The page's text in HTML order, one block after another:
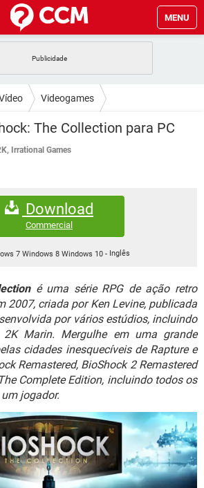
MENU
FACEBOOK
EXCEL
GMAIL
WHATSAPP
WHATSAPP
EXCEL
GMAIL
FACEBOOK
EXCEL
GMAIL
WHATSAPP
GMAIL
Videogames
The Collection para PC
Irrational Games
Download
Commercial
7 Windows 8 Windows 10 - Inglês
é uma série RPG de ação retro
2007, criada por Ken Levine, publicada
por vários estúdios, incluindo
Marin. Mergulhe em uma grande
cidades inesquecíveis de Rapture e
Remastered, BioShock 2 Remastered
Complete Edition, incluindo todos os
jogador.